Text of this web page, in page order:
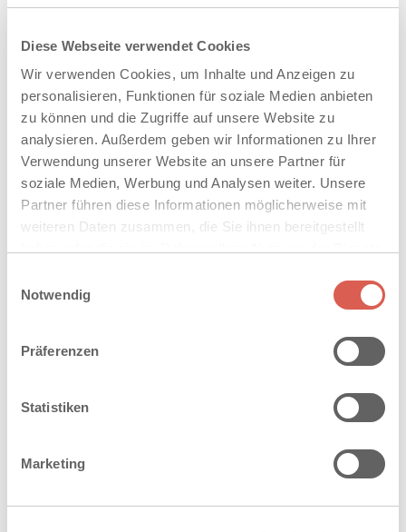
Diese Webseite verwendet Cookies
Wir verwenden Cookies, um Inhalte und Anzeigen zu
personalisieren, Funktionen für soziale Medien anbieten
zu können und die Zugriffe auf unsere Website zu
analysieren. Außerdem geben wir Informationen zu Ihrer
Verwendung unserer Website an unsere Partner für
soziale Medien, Werbung und Analysen weiter. Unsere
Partner führen diese Informationen möglicherweise mit
weiteren Daten zusammen, die Sie ihnen bereitgestellt
Cookies, wenn Sie unsere Webseite weiterhin nutzen.
Notwendig
Präferenzen
Statistiken
Marketing
DOWNLOADS
AUF DIE MERKLISTE
VERWANDTE PRODUKTE
PODIUM